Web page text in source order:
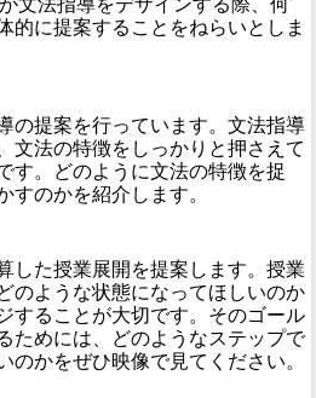
文法指導をデザインする際、何
的に提案することをねらいとしま
の提案を行っています。文法指導
文法の特徴をしっかりと押さえて
す。どのように文法の特徴を捉
すのかを紹介します。
した授業展開を提案します。授業
のような状態になってほしいのか
することが大切です。そのゴール
ためには、どのようなステップで
のかをぜひ映像で見てください。